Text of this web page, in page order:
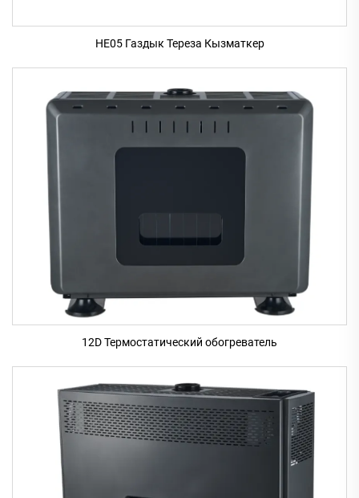
HE05 Газдык Тереза Кызматкер
12D Термостатический обогреватель